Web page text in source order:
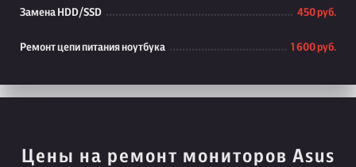
Замена HDD/SSD 450 руб.
Ремонт цепи питания ноутбука 1 600 руб.
Цены на ремонт мониторов Asus